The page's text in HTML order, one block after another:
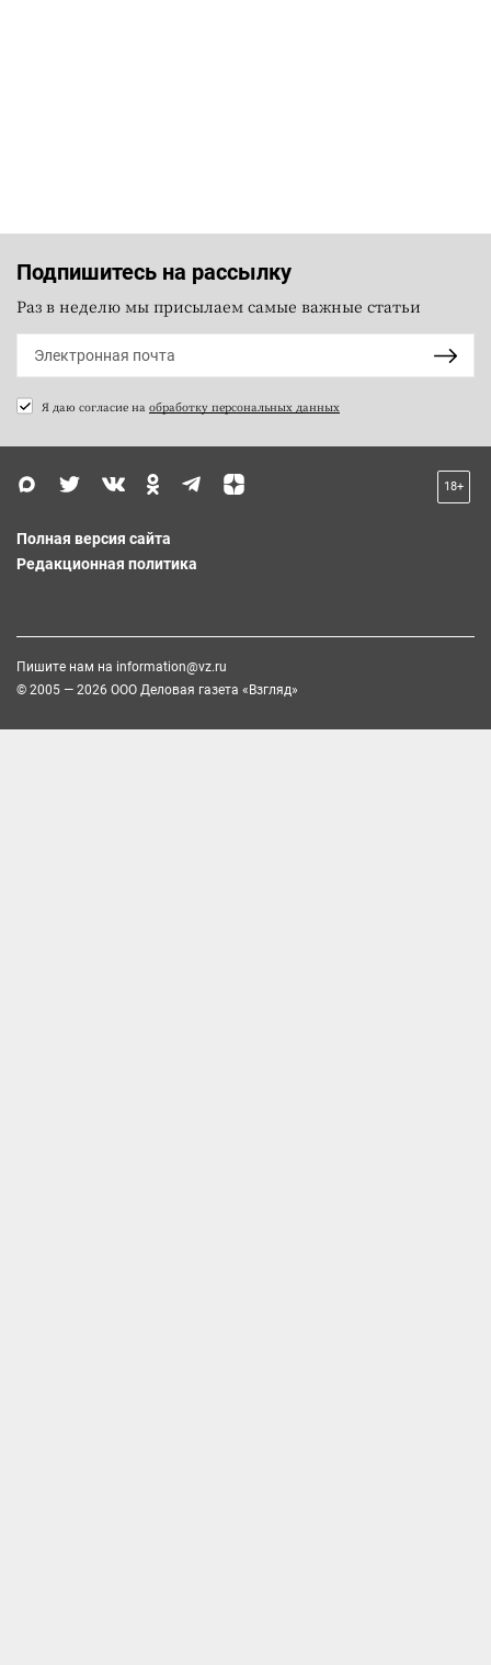
Подпишитесь на рассылку
Раз в неделю мы присылаем самые важные статьи
Я даю согласие на обработку персональных данных
18+
Полная версия сайта
Редакционная политика
Пишите нам на information@vz.ru
© 2005 — 2026 ООО Деловая газета «Взгляд»